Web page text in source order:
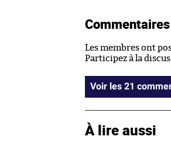
Commentaires
Les membres ont
Participez à la
Voir les 21
À lire aussi